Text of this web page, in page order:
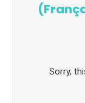
Sorry,